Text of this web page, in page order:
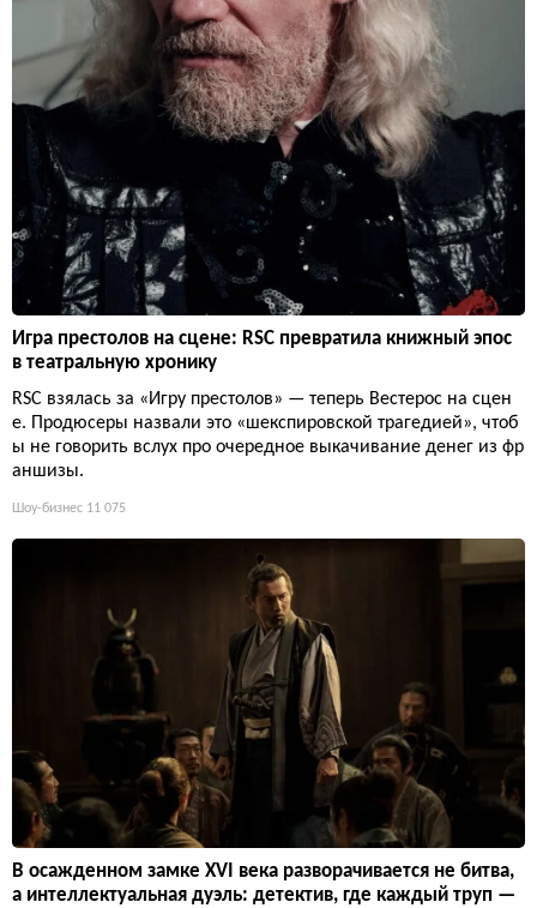
Игра престолов на сцене: RSC превратила книжный эпос
в театральную хронику
RSC взялась за «Игру престолов» — теперь Вестерос на сцен
е. Продюсеры назвали это «шекспировской трагедией», чтоб
ы не говорить вслух про очередное выкачивание денег из фр
аншизы.
Шоу-бизнес 11 075
В осажденном замке XVI века разворачивается не битва,
а интеллектуальная дуэль: детектив, где каждый труп —